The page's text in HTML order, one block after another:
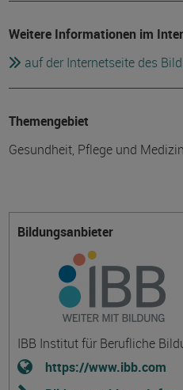
Weitere Informationen im
auf der Internetseite des
Themengebiet
Gesundheit, Pflege und Medizin
Bildungsanbieter
IBB Institut für Berufliche
https://www.ibb.com